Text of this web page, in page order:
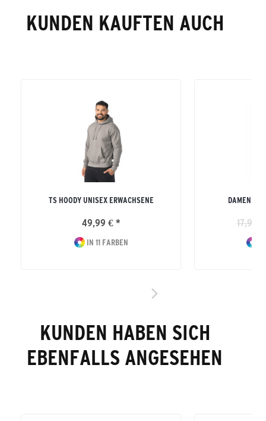
KUNDEN KAUFTEN AUCH
TS HOODY UNISEX ERWACHSENE
49,99 € *
IN 11 FARBEN
DAMEN
17,99
KUNDEN HABEN SICH
EBENFALLS ANGESEHEN